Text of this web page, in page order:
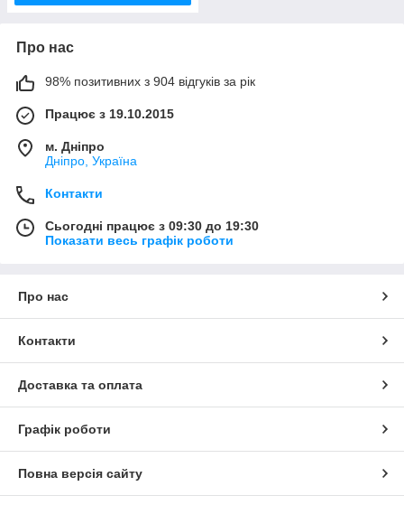
Про нас
98% позитивних з 904 відгуків за рік
Працює з 19.10.2015
м. Дніпро
Дніпро, Україна
Контакти
Сьогодні працює з 09:30 до 19:30
Показати весь графік роботи
Про нас
Контакти
Доставка та оплата
Графік роботи
Повна версія сайту